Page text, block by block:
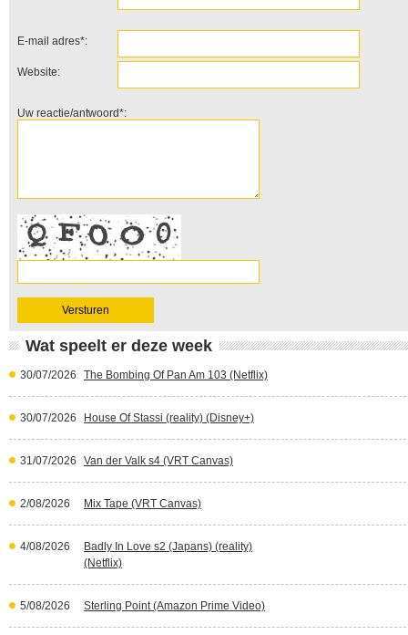
E-mail adres*:
Website:
Uw reactie/antwoord*:
Wat speelt er deze week
30/07/2026 The Bombing Of Pan Am 103 (Netflix)
30/07/2026 House Of Stassi (reality) (Disney+)
31/07/2026 Van der Valk s4 (VRT Canvas)
2/08/2026 Mix Tape (VRT Canvas)
4/08/2026
Badly In Love s2 (Japans) (reality)
(Netflix)
5/08/2026 Sterling Point (Amazon Prime Video)